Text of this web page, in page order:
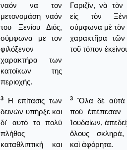
ναόν να τον
μετονομάση ναόν
του Ξενίου Διός,
σύμφωνα με τον
φιλόξενον
χαρακτήρα των
κατοίκων της
περιοχής.
Γαριζίν, νὰ
εἰς τὸν
σύμφωνα μὲ τὸν
χαρακτῆρα τῶν
τοῦ τόπον
3
Η επίτασις των
δεινών υπήρξε και
δι' αυτό το πολύ
πλήθος
καταθλιπτική και
3
Ὅλα δὲ αὐτὰ
ποὺ ἐπέπεσαν
Ἰουδαίων,
ὅλους
καὶ ἀφόρητα.